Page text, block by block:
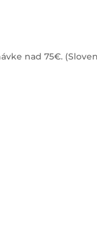
nad 75€.